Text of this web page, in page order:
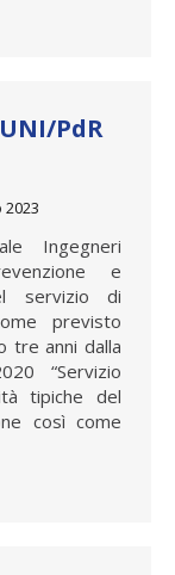
PdR
2023
Ingegneri
e
servizio di
previsto
tre anni dalla
“Servizio
tipiche del
così come